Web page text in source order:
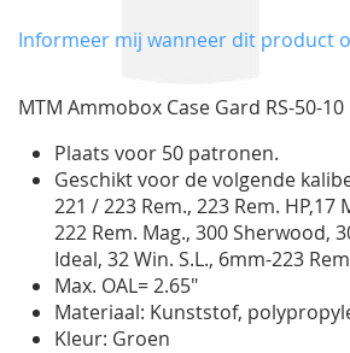
van
gallerij
Informeer mij wanneer dit product
MTM Ammobox Case Gard RS-50-10
Plaats voor 50 patronen.
Geschikt voor de volgende
221 / 223 Rem., 223 Rem. HP,17
222 Rem. Mag., 300 Sherwood,
Ideal, 32 Win. S.L., 6mm-223
Max. OAL= 2.65"
Materiaal: Kunststof,
Kleur: Groen